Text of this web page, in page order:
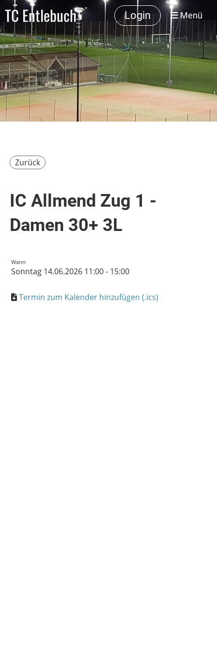
TC Entlebuch Login Menü
Zurück
IC Allmend Zug 1 -
Damen 30+ 3L
Wann
Sonntag 14.06.2026 11:00 - 15:00
Termin zum Kalender hinzufügen (.ics)